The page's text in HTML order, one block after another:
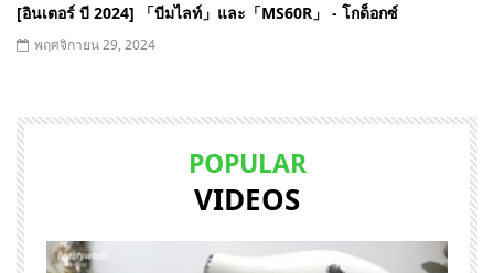
[อินเตอร์ บี 2024] 「บีมไลท์」และ「MS60R」 - โกด็อกซ์
พฤศจิกายน 29, 2024
POPULAR
VIDEOS